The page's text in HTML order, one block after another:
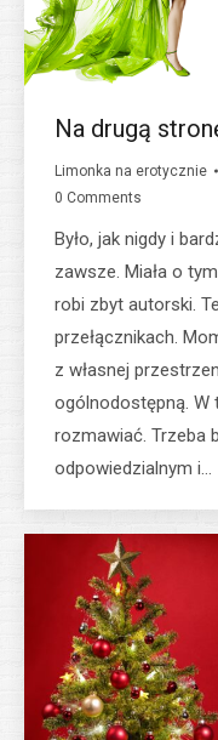
Na drugą
Limonka na erotycznie
0 Comments
Było, jak nigdy i
zawsze. Miała o
robi zbyt autorski.
przełącznikach.
z własnej
ogólnodostępną. W
rozmawiać. Trzeba
odpowiedzialnym i…